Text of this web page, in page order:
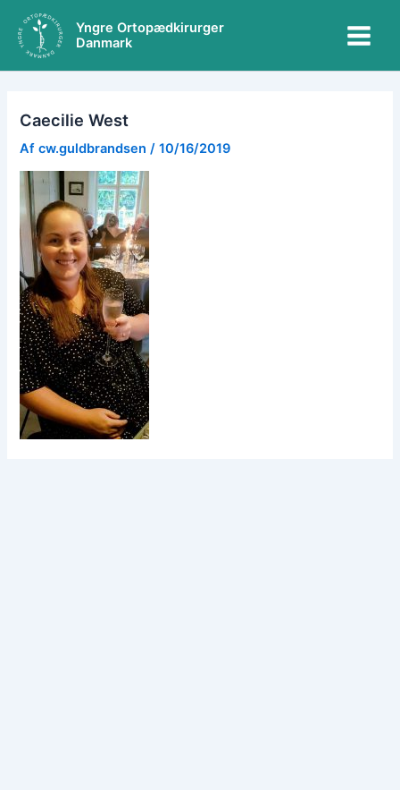
indholdet
Yngre Ortopædkirurger
Danmark
Menu
Caecilie West
Afcw.guldbrandsen/10/16/2019